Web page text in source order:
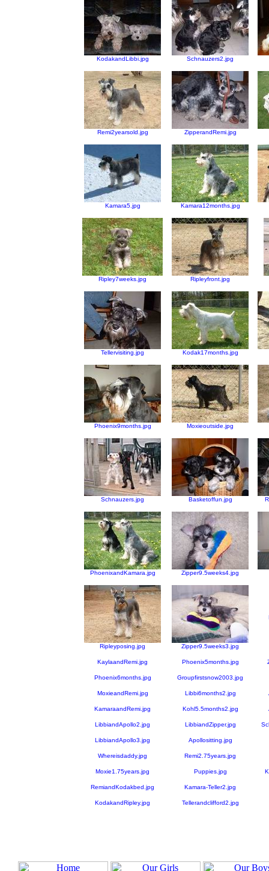
KodakandLibbi.jpg Schnauzers2.jpg
Remi2yearsold.jpg ZipperandRemi.jpg
Kamara5.jpg Kamara12months.jpg
Ripley7weeks.jpg Ripleyfront.jpg
Tellervisiting.jpg Kodak17months.jpg
Phoenix9months.jpg Moxieoutside.jpg
Schnauzers.jpg Basketoffun.jpg
PhoenixandKamara.jpg Zipper9.5weeks4.jpg
Ripleyposing.jpg Zipper9.5weeks3.jpg
KaylaandRemi.jpg Phoenix5months.jpg
Phoenix6months.jpg Groupfirstsnow2003.jpg
MoxieandRemi.jpg Libbi6months2.jpg
KamaraandRemi.jpg Kohl5.5months2.jpg
LibbiandApollo2.jpg LibbiandZipper.jpg
LibbiandApollo3.jpg Apollositting.jpg
Whereisdaddy.jpg Remi2.75years.jpg
Moxie1.75years.jpg Puppies.jpg
RemiandKodakbed.jpg Kamara-Teller2.jpg
KodakandRipley.jpg Tellerandclifford2.jpg